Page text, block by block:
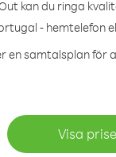
kan du ringa
- hemtelefon
en samtalsplan
Visa